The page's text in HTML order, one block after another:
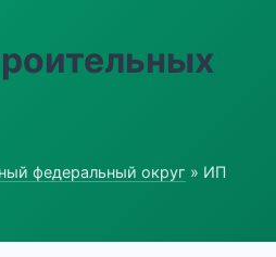
федеральный округ » ИП